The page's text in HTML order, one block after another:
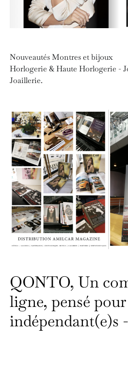
Nouveautés Montres et bijoux
Horlogerie & Haute Horlogerie -
Joaillerie.
QONTO, Un
ligne, pensé
indépendant(e)s